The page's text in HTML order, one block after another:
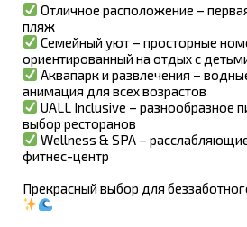
Отличное расположение –
пляж
Семейный уют – просторные
ориентированный на отдых с
Аквапарк и развлечения –
анимация для всех возрастов
UALL Inclusive – разнообразное
выбор ресторанов
Wellness & SPA –
фитнес-центр
Прекрасный выбор для